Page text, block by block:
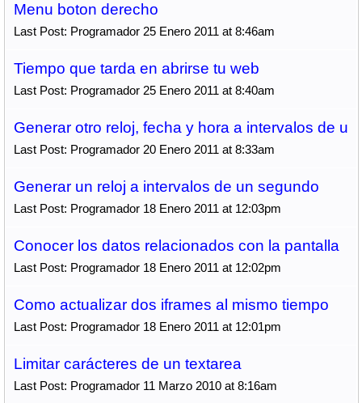
Menu boton derecho
Last Post: Programador 25 Enero 2011 at 8:46am
Tiempo que tarda en abrirse tu web
Last Post: Programador 25 Enero 2011 at 8:40am
Generar otro reloj, fecha y hora a intervalos de u
Last Post: Programador 20 Enero 2011 at 8:33am
Generar un reloj a intervalos de un segundo
Last Post: Programador 18 Enero 2011 at 12:03pm
Conocer los datos relacionados con la pantalla
Last Post: Programador 18 Enero 2011 at 12:02pm
Como actualizar dos iframes al mismo tiempo
Last Post: Programador 18 Enero 2011 at 12:01pm
Limitar carácteres de un textarea
Last Post: Programador 11 Marzo 2010 at 8:16am